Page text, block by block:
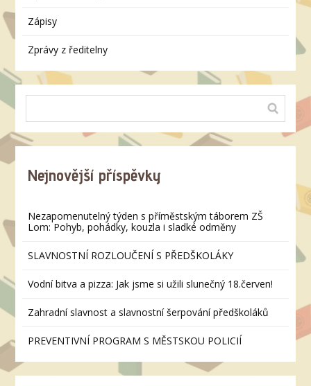
Zápisy
Zprávy z ředitelny
Nejnovější příspěvky
Nezapomenutelný týden s příměstským táborem ZŠ
Lom: Pohyb, pohádky, kouzla i sladké odměny
SLAVNOSTNÍ ROZLOUČENÍ S PŘEDŠKOLÁKY
Vodní bitva a pizza: Jak jsme si užili slunečný 18.červen!
Zahradní slavnost a slavnostní šerpování předškoláků
PREVENTIVNÍ PROGRAM S MĚSTSKOU POLICIÍ